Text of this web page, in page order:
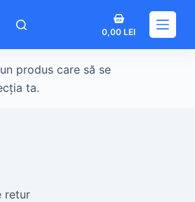
Coș
de
0,00LEI
produs care să se
ta.
retur